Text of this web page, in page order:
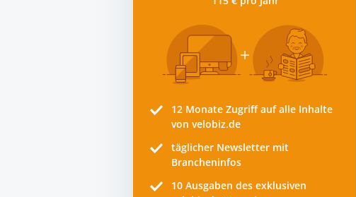
12 Monate Zugriff auf alle Inhalte
von velobiz.de
täglicher Newsletter mit
Brancheninfos
10 Ausgaben des exklusiven